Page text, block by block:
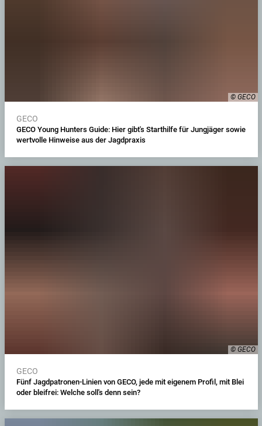
© GECO
GECO
GECO Young Hunters Guide: Hier gibt's Starthilfe für Jungjäger sowie
wertvolle Hinweise aus der Jagdpraxis
© GECO
GECO
Fünf Jagdpatronen-Linien von GECO, jede mit eigenem Profil, mit Blei
oder bleifrei: Welche soll's denn sein?